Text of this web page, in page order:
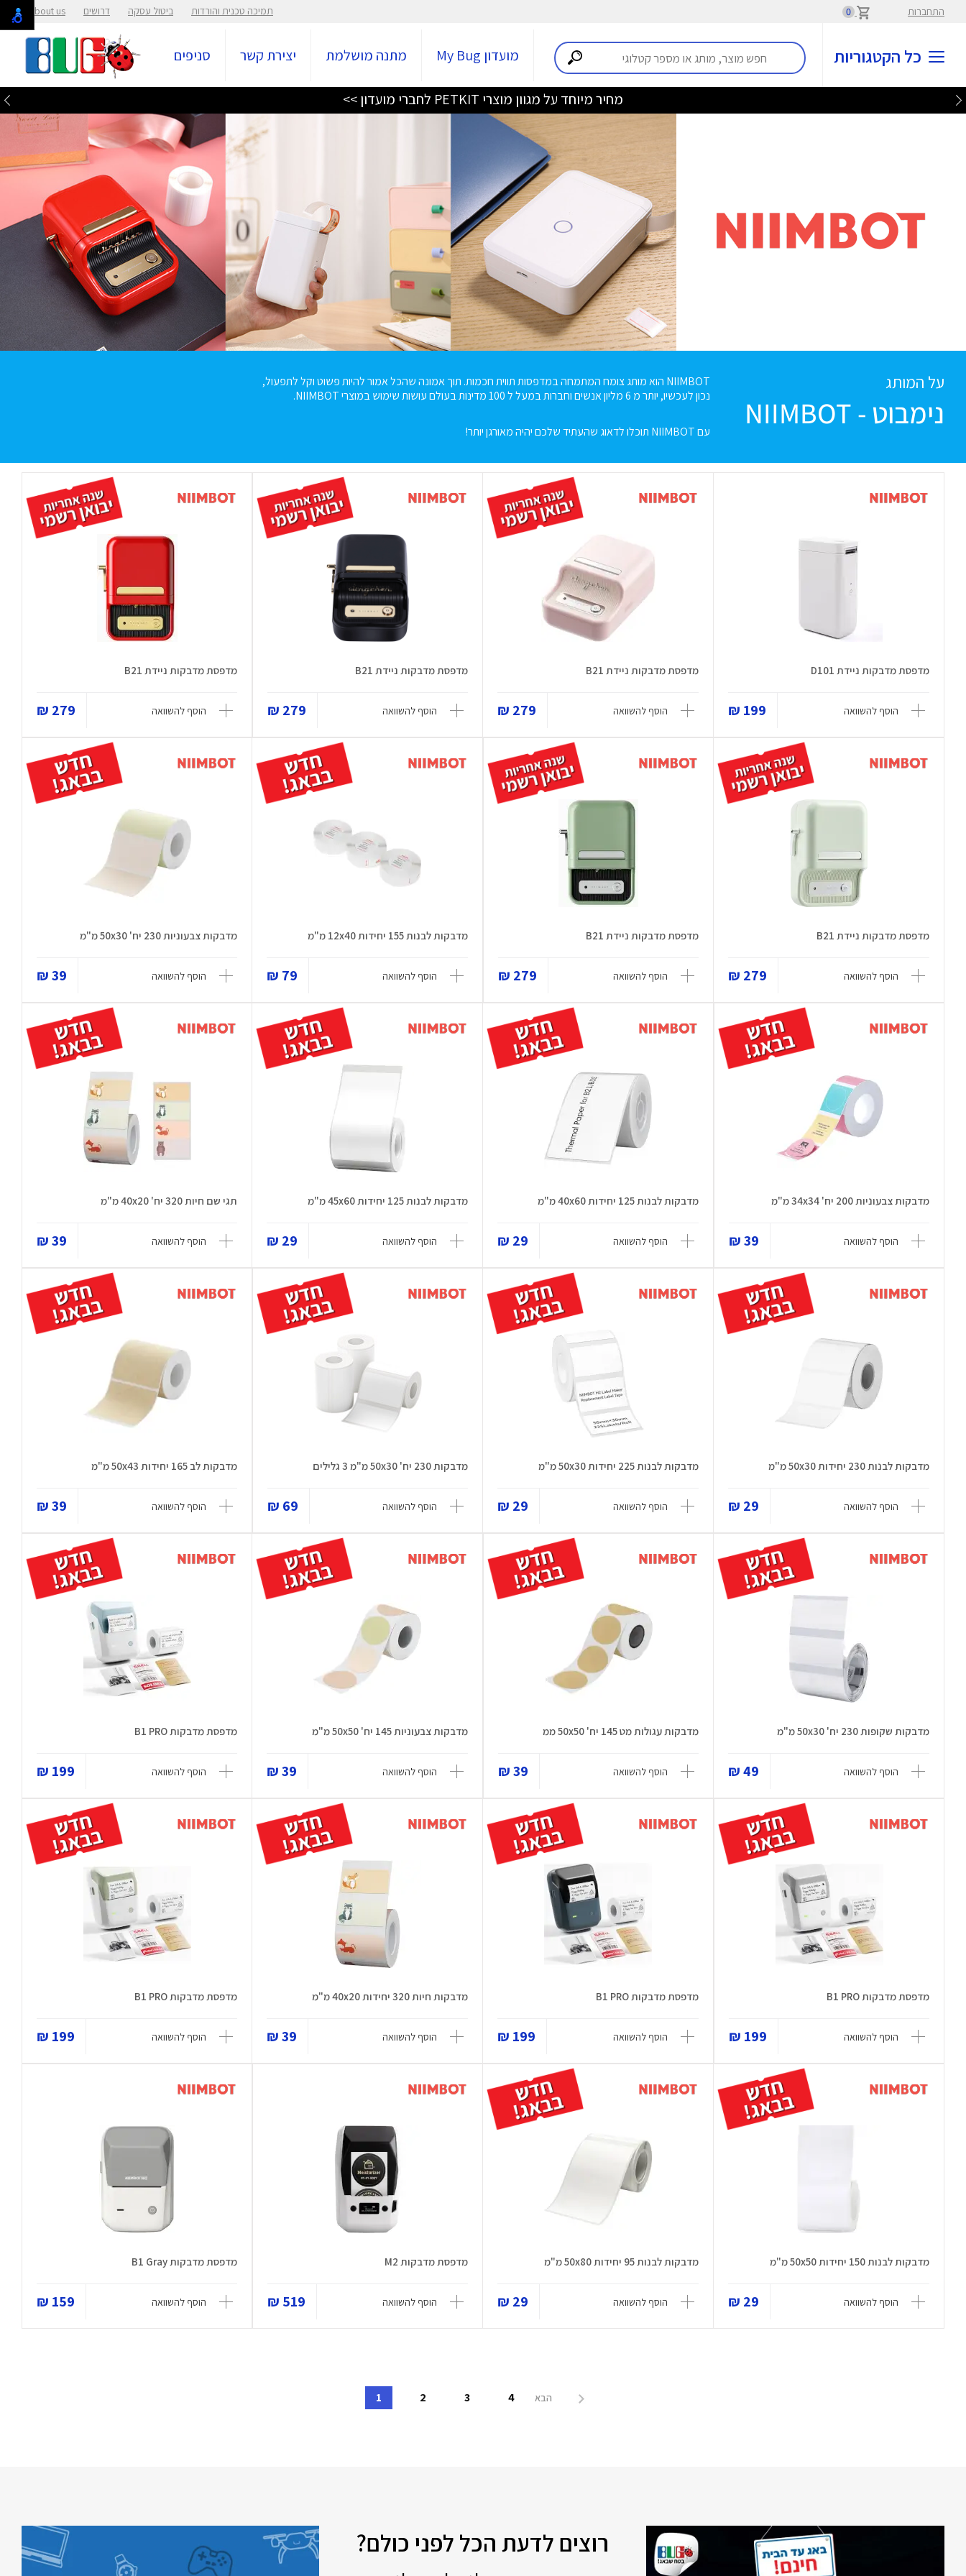
התחברות 0 תמיכה טכנית והורדות ביטול עסקה דרושים About us
כל הקטגוריות מועדון My Bug מתנה מושלמת יצירת קשר סניפים
מחיר מיוחד על מגוון מוצרי PETKIT לחברי מועדון >>
על המותג
נימבוט - NIIMBOT
NIIMBOT הוא מותג צומח המתמחה במדפסות תווית חכמות. תוך אמונה שהכל אמור להיות פשוט וקל לתפעול,
נכון לעכשיו, יותר מ 6 מליון אנשים וחברות במעל ל 100 מדינות בעולם עושות שימוש במוצרי NIIMBOT.
עם NIIMBOT תוכלו לדאוג שהעתיד שלכם יהיה מאורגן יותר!
מדפסת מדבקות ניידת D101
הוסף להשוואה 199 ₪
מדפסת מדבקות ניידת B21
הוסף להשוואה 279 ₪
מדפסת מדבקות ניידת B21
הוסף להשוואה 279 ₪
מדפסת מדבקות ניידת B21
הוסף להשוואה 279 ₪
מדפסת מדבקות ניידת B21
הוסף להשוואה 279 ₪
מדפסת מדבקות ניידת B21
הוסף להשוואה 279 ₪
מדבקות לבנות 155 יחידות 12x40 מ"מ
הוסף להשוואה 79 ₪
מדבקות צבעוניות 230 יח' 50x30 מ"מ
הוסף להשוואה 39 ₪
מדבקות צבעוניות 200 יח' 34x34 מ"מ
הוסף להשוואה 39 ₪
מדבקות לבנות 125 יחידות 40x60 מ"מ
הוסף להשוואה 29 ₪
מדבקות לבנות 125 יחידות 45x60 מ"מ
הוסף להשוואה 29 ₪
תגי שם חיות 320 יח' 40x20 מ"מ
הוסף להשוואה 39 ₪
מדבקות לבנות 230 יחידות 50x30 מ"מ
הוסף להשוואה 29 ₪
מדבקות לבנות 225 יחידות 50x30 מ"מ
הוסף להשוואה 29 ₪
מדבקות 230 יח' 50x30 מ"מ 3 גלילים
הוסף להשוואה 69 ₪
מדבקות לב 165 יחידות 50x43 מ"מ
הוסף להשוואה 39 ₪
מדבקות שקופות 230 יח' 50x30 מ"מ
הוסף להשוואה 49 ₪
מדבקות עגולות מט 145 יח' 50x50 ממ
הוסף להשוואה 39 ₪
מדבקות צבעוניות 145 יח' 50x50 מ"מ
הוסף להשוואה 39 ₪
מדפסת מדבקות B1 PRO
הוסף להשוואה 199 ₪
מדפסת מדבקות B1 PRO
הוסף להשוואה 199 ₪
מדפסת מדבקות B1 PRO
הוסף להשוואה 199 ₪
מדבקות חיות 320 יחידות 40x20 מ"מ
הוסף להשוואה 39 ₪
מדפסת מדבקות B1 PRO
הוסף להשוואה 199 ₪
מדבקות לבנות 150 יחידות 50x50 מ"מ
הוסף להשוואה 29 ₪
מדבקות לבנות 95 יחידות 50x80 מ"מ
הוסף להשוואה 29 ₪
מדפסת מדבקות M2
הוסף להשוואה 519 ₪
מדפסת מדבקות B1 Gray
הוסף להשוואה 159 ₪
הבא 4
3
2
1
רוצים לדעת הכל לפני כולם?